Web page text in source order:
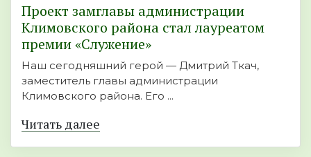
Проект замглавы администрации
Климовского района стал лауреатом
премии «Служение»
Наш сегодняшний герой — Дмитрий Ткач,
заместитель главы администрации
Климовского района. Его ...
Читать далее